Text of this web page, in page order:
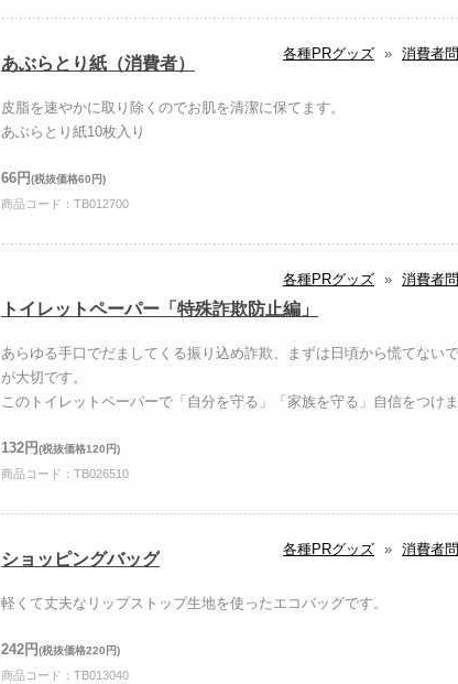
各種PRグッズ » 消費者
あぶらとり紙（消費者）
皮脂を速やかに取り除くのでお肌を清潔に保てます。
あぶらとり紙10枚入り
66円(税抜価格60円)
商品コード：TB012700
各種PRグッズ » 消費者
トイレットペーパー「特殊詐欺防止編」
あらゆる手口でだましてくる振り込め詐欺、まずは日頃から慌てない
が大切です。
このトイレットペーパーで「自分を守る」「家族を守る」自信をつけま
132円(税抜価格120円)
商品コード：TB026510
各種PRグッズ » 消費者
ショッピングバッグ
軽くて丈夫なリップストップ生地を使ったエコバッグです。
242円(税抜価格220円)
商品コード：TB013040